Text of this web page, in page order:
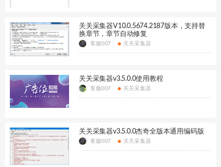
关关采集器V10.0.5674.2187版本，支持替
换章节，章节自动修复
客服007 关关采集器
关关采集器v3.5.0.0使用教程
客服007 关关采集器
关关采集器v3.5.0.0杰奇全版本通用编码版
客服007 关关采集器